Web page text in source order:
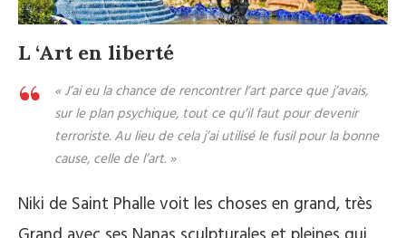
L ‘Art en liberté
« J’ai eu la chance de rencontrer l’art parce que j’avais,
sur le plan psychique, tout ce qu’il faut pour devenir
terroriste. Au lieu de cela j’ai utilisé le fusil pour la bonne
cause, celle de l’art. »
Niki de Saint Phalle voit les choses en grand, très